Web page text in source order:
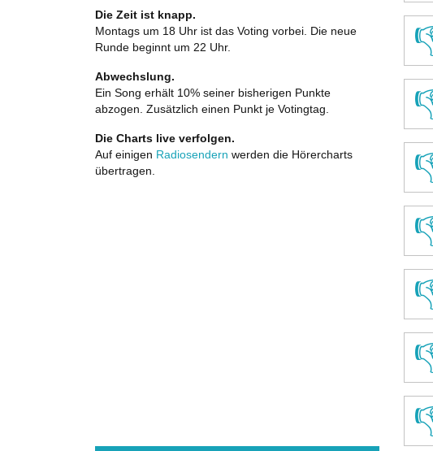
Die Zeit ist knapp.
Montags um 18 Uhr ist das Voting vorbei. Die neue
Runde beginnt um 22 Uhr.
Abwechslung.
Ein Song erhält 10% seiner bisherigen Punkte
abzogen. Zusätzlich einen Punkt je Votingtag.
Die Charts live verfolgen.
Auf einigen Radiosendern werden die Hörercharts
übertragen.